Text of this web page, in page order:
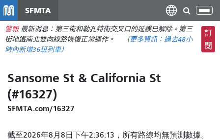
主
要
SFMTA
切
換
導
航
警報 最新消息：第三街和勒孔特街交叉口的延誤已解除。第三
街地鐵南北雙向線路恢復正常運作。
（更多資訊： 過去48小
時內新增36班列車）
訂
閱
Sansome St & California St
(#16327)
SFMTA.com/16327
截至2026年8月8日下午2:36:13，所有路線均無預測數據。